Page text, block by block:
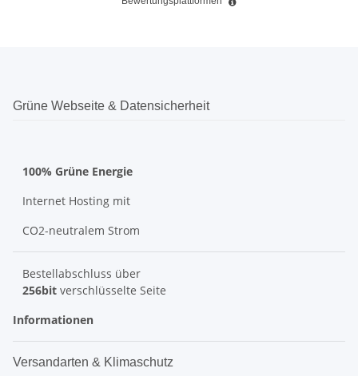
Grüne Webseite & Datensicherheit
100% Grüne Energie
Internet Hosting mit
CO2-neutralem Strom
Bestellabschluss über
256bit verschlüsselte Seite
Informationen
Versandarten & Klimaschutz